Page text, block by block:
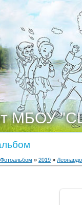
МБОУ
Фотоальбом » 2019 » Леонардо